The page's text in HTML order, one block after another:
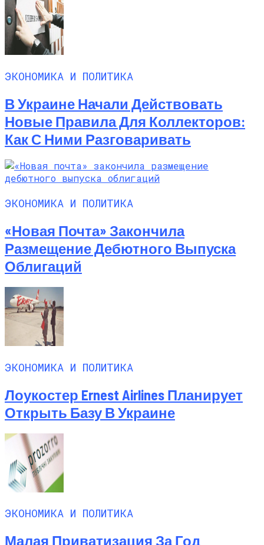
ЭКОНОМИКА И ПОЛИТИКА
В Украине Начали Действовать
Новые Правила Для Коллекторов:
Как С Ними Разговаривать
ЭКОНОМИКА И ПОЛИТИКА
«Новая Почта» Закончила
Размещение Дебютного Выпуска
Облигаций
ЭКОНОМИКА И ПОЛИТИКА
Лоукостер Ernest Airlines Планирует
Открыть Базу В Украине
ЭКОНОМИКА И ПОЛИТИКА
Малая Приватизация За Год